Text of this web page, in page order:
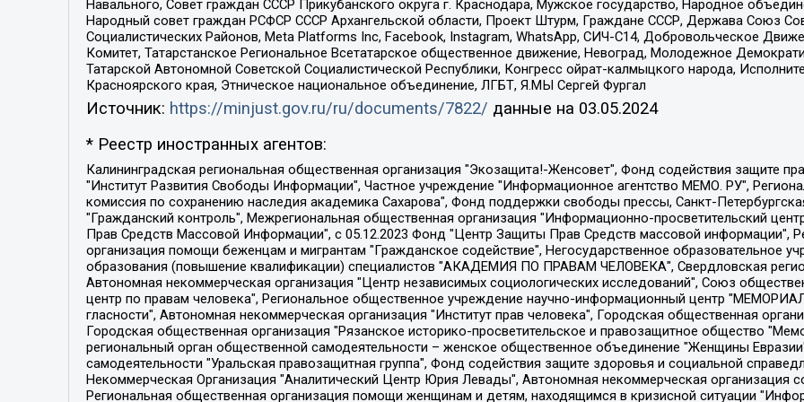
Навального, Совет граждан СССР Прикубанского округа г. Краснодара, Мужское государство, Народное
Народный совет граждан РСФСР СССР Архангельской области, Проект Штурм, Граждане СССР, Держава Союз
Социалистических Районов, Meta Platforms Inc, Facebook, Instagram, WhatsApp, СИЧ-С14, Добровольческое
Комитет, Татарстанское Региональное Всетатарское общественное движение, Невоград, Молодежное
Татарской Автономной Советской Социалистической Республики, Конгресс ойрат-калмыцкого народа,
Красноярского края, Этническое национальное объединение, ЛГБТ, Я.МЫ Сергей Фургал
Источник: https://minjust.gov.ru/ru/documents/7822/ данные на 03.05.2024
* Реестр иностранных агентов:
Калининградская региональная общественная организация "Экозащита!-Женсовет", Фонд содействия защите прав и свобод граждан "Общественный вердикт", Фонд "Институт Развития Свободы Информации", Частное учреждение "Информационное агентство МЕМО. РУ", Региональная общественная организация "Общественная комиссия по сохранению наследия академика Сахарова", Фонд поддержки свободы прессы, Санкт-Петербургская общественная правозащитная организация "Гражданский контроль", Межрегиональная общественная организация "Информационно-просветительский центр "Мемориал", Региональный Фонд "Центр Защиты Прав Средств Массовой Информации", с 05.12.2023 Фонд "Центр Защиты Прав Средств массовой информации", Региональная общественная благотворительная организация помощи беженцам и мигрантам "Гражданское содействие", Негосударственное образовательное учреждение дополнительного профессионального образования (повышение квалификации) специалистов "АКАДЕМИЯ ПО ПРАВАМ ЧЕЛОВЕКА", Свердловская региональная общественная организация "Сутяжник", Автономная некоммерческая организация "Центр независимых социологических исследований", Союз общественных объединений "Российский исследовательский центр по правам человека", Региональное общественное учреждение научно-информационный центр "МЕМОРИАЛ", Некоммерческая организация "Фонд защиты гласности", Автономная некоммерческая организация "Институт прав человека", Городская общественная организация "Екатеринбургское общество "МЕМОРИАЛ", Городская общественная организация "Рязанское историко-просветительское и правозащитное общество "Мемориал" (Рязанский Мемориал), Челябинский региональный орган общественной самодеятельности – женское общественное объединение "Женщины Евразии", Челябинский региональный орган общественной самодеятельности "Уральская правозащитная группа", Фонд содействия защите здоровья и социальной справедливости имени Андрея Рылькова, Автономная Некоммерческая Организация "Аналитический Центр Юрия Левады", Автономная некоммерческая организация социальной поддержки населения "Проект Апрель", Региональная общественная организация помощи женщинам и детям, находящимся в кризисной ситуации "Информационно-методический центр "Анна", Фонд содействия развитию массовых коммуникаций и правовому просвещению "Так-так-Так", Фонд содействия устойчивому развитию "Серебряная тайга", Свердловский региональный общественный фонд социальных проектов "Новое время", "Idel.Реалии", Кавказ.Реалии, Крым.Реалии, Телеканал Настоящее Время, Татаро-башкирская служба Радио Свобода (Azatliq Radiosi), Радио Свободная Европа/Радио Свобода (PCE/PC), "Сибирь.Реалии", "Фактограф", Благотворительный фонд помощи осужденным и их семьям, Автономная некоммерческая организация "Институт глобализации и социальных движений", Фонд "В защиту прав заключенных", Частное учреждение "Центр поддержки и содействия развитию средств массовой информации", Пензенский региональный общественный благотворительный фонд "Гражданский союз", "Север.Реалии", Некоммерческая организация Фонд "Правовая инициатива", Общество с ограниченной ответственностью "Радио Свободная Европа/Радио Свобода", Чешское информационное агентство "MEDIUM-ORIENT", Красноярская региональная общественная организация "Мы против СПИДа", Камалягин Денис Николаевич, Маркелов Сергей Евгеньевич, Пономарев Лев Александрович, Савицкая Людмила Алексеевна, Автономная некоммерческая организация "Центр по работе с проблемой насилия "НАСИЛИЮ.НЕТ", Межрегиональный профессиональный союз работников здравоохранения "Альянс врачей", Юридическое лицо, зарегистрированное в Латвийской Республике, SIA "Medusa Project" (регистрационный номер 40103797863, дата регистрации 10.06.2014), Некоммерческая организация "Фонд по борьбе с коррупцией", Автономная некоммерческая организация "Институт права и публичной политики", Баданин Роман Сергеевич, Гликин Максим Александрович, Железнова Мария Михайловна, Лукьянова Юлия Сергеевна, Маетная Елизавета Витальевна, Маняхин Петр Борисович, Чуракова Ольга Владимировна, Ярош Юлия Петровна, Юридическое лицо "The Insider SIA", зарегистрированное в Риге, Латвийская Республика (дата регистрации 26.06.2015), являющееся администратором доменного имени интернет-издания "The Insider SIA", https://theins.ru, Постернак Алексей Евгеньевич, Рубин Михаил Аркадьевич, Анин Роман Александрович, Юридическое лицо Istories fonds, зарегистрированное в Латвийской Республике (регистрационный номер 50008295751, дата регистрации 24.02.2020), Великовский Дмитрий Александрович, Долинина Ирина Николаевна, Мароховская Алеся Алексеевна, Шлейнов Роман Юрьевич, Шмагун Олеся Валентиновна, Общество с ограниченной ответственностью "Альтаир 2021", Общество с ограниченной ответственностью "Вега 2021", Общество с ограниченной ответственностью "Главный редактор 2021", Общество с ограниченной ответственностью "Ромашки монолит", Важенков Артем Валерьевич, Ивановская областная общественная организация "Центр гендерных исследований", Гурман Юрий Альбертович, Медиапроект "ОВД-Инфо", Егоров Владимир Владимирович, Жилинский Владимир Александрович, Общество с ограниченной ответственностью "ЗП", Иванова София Юрьевна, Карезина Инна Павловна, Кильтау Екатерина Викторовна, Петров Алексей Викторович, Пискунов Сергей Евгеньевич, Смирнов Сергей Сергеевич, Тихонов Михаил Сергеевич, Общество с ограниченной ответственностью "ЖУРНАЛИСТ-ИНОСТРАННЫЙ АГЕНТ", Арапова Галина Юрьевна, Вольтская Татьяна Анатольевна, Американская компания "Mason G.E.S. Anonymous Foundation" (США), являющаяся владельцем интернет-издания https://mnews.world/, Компания "Stichting Bellingcat", зарегистрированная в Нидерландах (дата регистрации 11.07.2018), Захаров Андрей Вячеславович, Клепиковская Екатерина Дмитриевна, Общество с ограниченной ответственностью "МЕМО", Перл Роман Александрович, Симонов Евгений Алексеевич, Соловьева Елена Анатольевна, Сотников Даниил Владимирович, Сурначева Елизавета Дмитриевна, Автономная некоммерческая организация по защите прав человека и информированию населения "Якутия – Наше Мнение", Общество с ограниченной ответственностью "Москоу диджитал медиа", с 26.01.2023 Общество с ограниченной ответственностью "Чайка Белые сады", Ветошкина Валерия Валерьевна, Заговора Максим Александрович, Межрегиональное общественное движение "Российская ЛГБТ - сеть", Оленичев Максим Владимирович, Павлов Иван Юрьевич, Скворцова Елена Сергеевна, Общество с ограниченной ответственностью "Как бы инагент", Кочетков Игорь Викторович, Общество с ограниченной ответственностью "Честные выборы", Еланчик Олег Александрович, Общество с ограниченной ответственностью "Нобелевский призыв", Гималова Регина Эмилевна, Григорьев Андрей Валерьевич, Григорьева Алина Александровна, Ассоциация по содействию защите прав призывников, альтернативнослужащих и военнослужащих "Правозащитная группа